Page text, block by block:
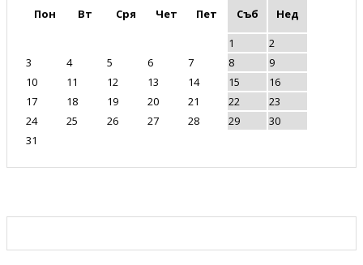
Пон Вт Сря Чет Пет Съб
Нед
1
2
3
4 5 6 7 8
9
10
11 12 13 14 15
16
17
18 19 20 21 22
23
24
25 26 27 28 29
30
31